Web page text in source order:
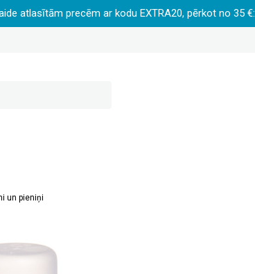
atlasītām precēm ar kodu EXTRA20, pērkot no 35 €:
un pieniņi